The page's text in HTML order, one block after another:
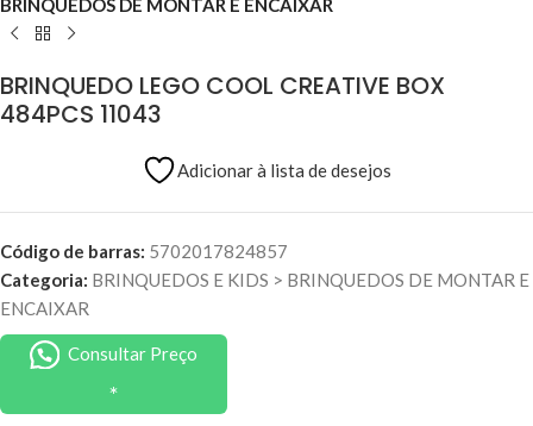
BRINQUEDOS DE MONTAR E ENCAIXAR
BRINQUEDO LEGO COOL CREATIVE BOX
484PCS 11043
Adicionar à lista de desejos
Código de barras: 5702017824857
Categoria: BRINQUEDOS E KIDS > BRINQUEDOS DE MONTAR E
ENCAIXAR
Consultar Preço